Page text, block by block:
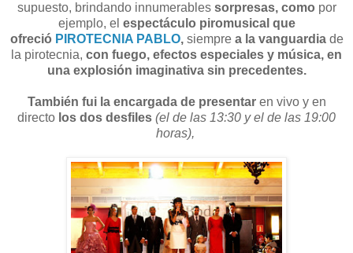
supuesto, brindando innumerables sorpresas, como por
ejemplo, el espectáculo piromusical que
ofreció PIROTECNIA PABLO,siemprea la vanguardia de
la pirotecnia, con fuego, efectos especiales y música, en
una explosión imaginativa sin precedentes.
También fui la encargada de presentaren vivo y en
directo los dos desfiles (el de las 13:30 y el de las 19:00
horas),